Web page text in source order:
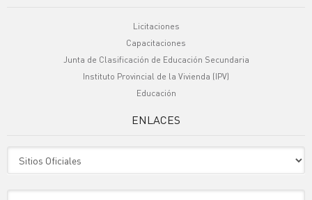
Licitaciones
Capacitaciones
Junta de Clasificación de Educación Secundaria
Instituto Provincial de la Vivienda (IPV)
Educación
ENLACES